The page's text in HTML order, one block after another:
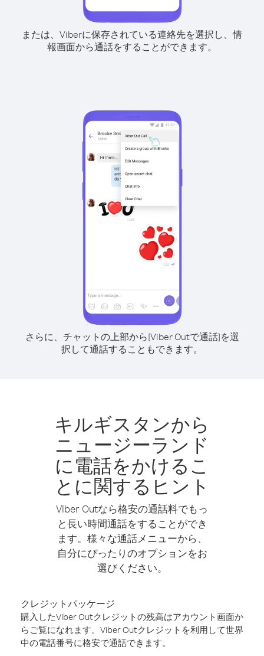
または、Viberに保存されている連絡先を選択し、情
報画面から通話をすることができます。
さらに、チャットの上部から[Viber Outで通話]を選
択して通話することもできます。
キルギスタンから
ニュージーランド
に電話をかけるこ
とに関するヒント
Viber Outなら格安の通話料でもっ
と長い時間通話をすることができ
ます。様々な通話メニューから、
自分にぴったりのオプションをお
選びください。
クレジットパッケージ
購入したViber Outクレジットの残高はアカウント画面か
らご覧になれます。Viber Outクレジットを利用して世界
中の電話番号に格安で通話できます。